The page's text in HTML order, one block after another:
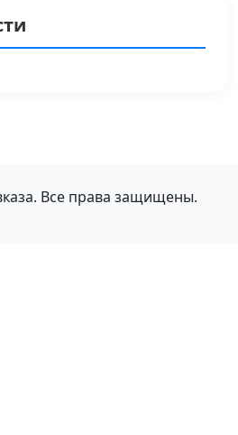
Все права защищены.